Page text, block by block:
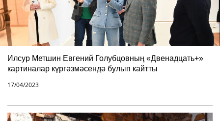
Илсур Метшин Евгений Голубцовның «Двенадцать+»
картиналар күргәзмәсендә булып кайтты
17/04/2023